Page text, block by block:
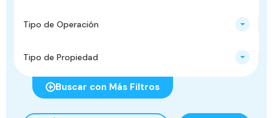
Tipo de Operación
Tipo de Propiedad
Buscar con Más Filtros